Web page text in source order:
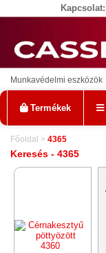
Kapcsolat:
Munkavédelmi eszközök
Termékek
Főoldal > 4365
Keresés - 4365